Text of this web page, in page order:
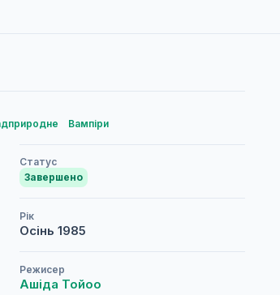
Вампіри
Статус
Завершено
Рік
Осінь 1985
Режисер
Ашіда Тойоо